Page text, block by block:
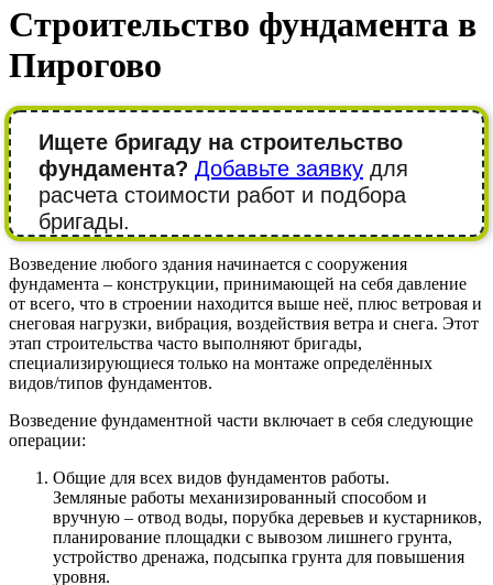
Строительство фундамента в
Пирогово
Ищете бригаду на строительство
фундамента? Добавьте заявку для
расчета стоимости работ и подбора
бригады.
Возведение любого здания начинается с сооружения
фундамента – конструкции, принимающей на себя давление
от всего, что в строении находится выше неё, плюс ветровая и
снеговая нагрузки, вибрация, воздействия ветра и снега. Этот
этап строительства часто выполняют бригады,
специализирующиеся только на монтаже определённых
видов/типов фундаментов.
Возведение фундаментной части включает в себя следующие
операции:
Общие для всех видов фундаментов работы.
Земляные работы механизированный способом и
вручную – отвод воды, порубка деревьев и кустарников,
планирование площадки с вывозом лишнего грунта,
устройство дренажа, подсыпка грунта для повышения
уровня.